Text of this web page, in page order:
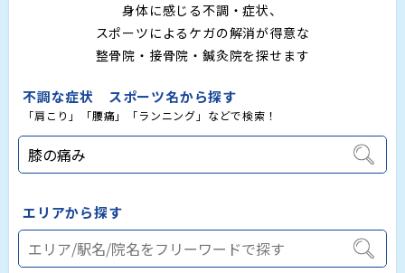
身体に感じる不調・症状、
スポーツによるケガの解消が得意な
整骨院・接骨院・鍼灸院を探せます
不調な症状 スポーツ名から探す
「肩こり」「腰痛」「ランニング」などで検索！
エリアから探す